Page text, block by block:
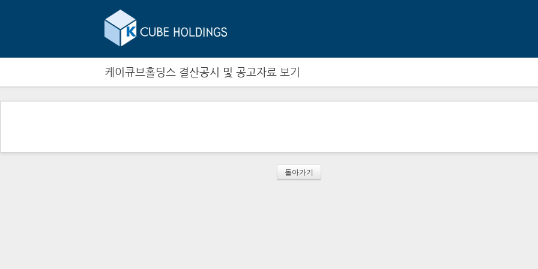
케이큐브홀딩스 결산공시 및 공고자료 보기
돌아가기